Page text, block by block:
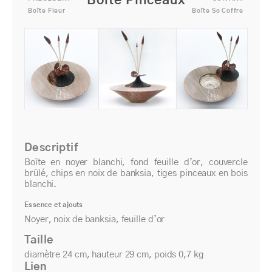
Boîte Fleur Boîte So Coffre
Descriptif
Boîte en noyer blanchi, fond feuille d’or, couvercle
brûlé, chips en noix de banksia, tiges pinceaux en bois
blanchi.
Essence et ajouts
Noyer, noix de banksia, feuille d’or
Taille
diamètre 24 cm, hauteur 29 cm, poids 0,7 kg
Lien